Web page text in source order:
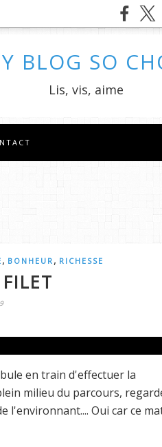
BLOG SO
Lis, vis, aime
, BONHEUR , RICHESSE
en train d'effectuer la
milieu du parcours,
l'environnant.... Oui car ce